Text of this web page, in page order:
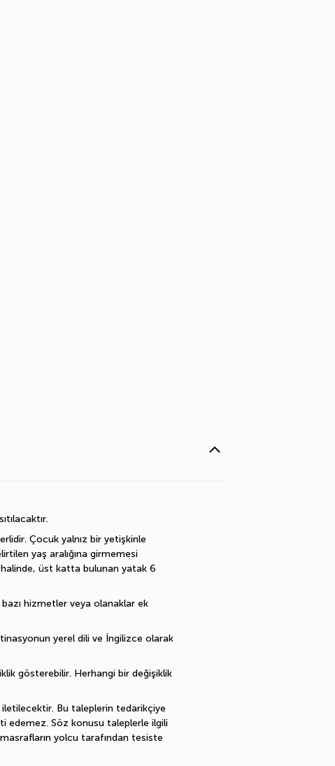
Çocuk yalnız bir yetişkinle
yaş aralığına girmemesi
halinde, üst katta bulunan yatak 6
bazı hizmetler veya olanaklar ek
yerel dili ve İngilizce olarak
gösterebilir. Herhangi bir değişiklik
Bu taleplerin tedarikçiye
edemez. Söz konusu taleplerle ilgili
yolcu tarafından tesiste